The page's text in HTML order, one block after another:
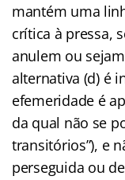
mantém uma
crítica à pressa,
anulem ou
alternativa (d) é
efemeridade é
da qual não se
transitórios”), e
perseguida ou